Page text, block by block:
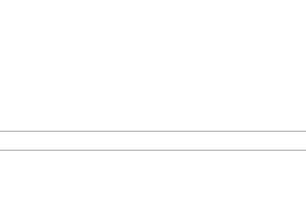
著崇高的理念，我們卻聯想起，也許每
時，你還有辦法抓到同伴所扮的「鬼」嗎
。也許，他曾經被放在一個黑暗的房間